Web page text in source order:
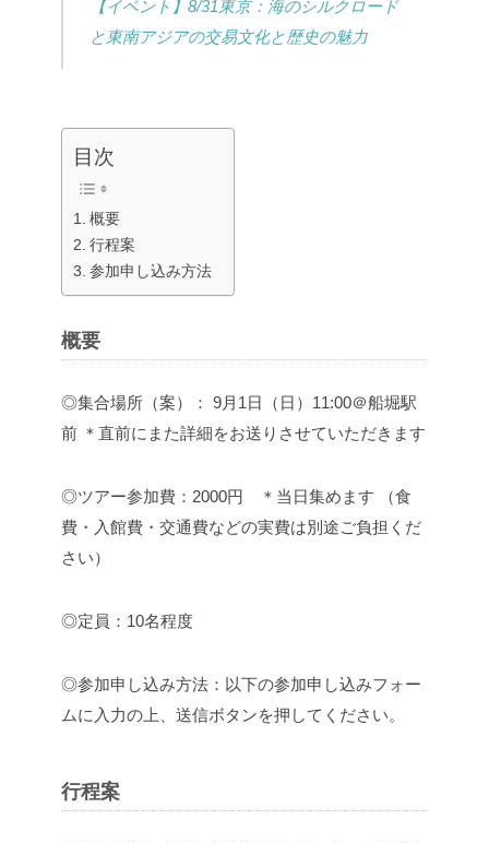
【イベント】8/31東京：海のシルクロード
と東南アジアの交易文化と歴史の魅力
目次
概要
行程案
参加申し込み方法
概要
◎集合場所（案）： 9月1日（日）11:00＠船堀駅
前 ＊直前にまた詳細をお送りさせていただきます
◎ツアー参加費：2000円 ＊当日集めます （食
費・入館費・交通費などの実費は別途ご負担くだ
さい）
◎定員：10名程度
◎参加申し込み方法：以下の参加申し込みフォー
ムに入力の上、送信ボタンを押してください。
行程案